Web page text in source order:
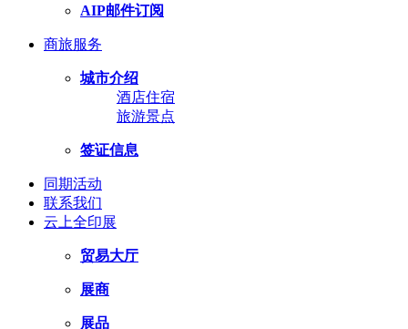
AIP邮件订阅
商旅服务
城市介绍
酒店住宿
旅游景点
签证信息
同期活动
联系我们
云上全印展
贸易大厅
展商
展品